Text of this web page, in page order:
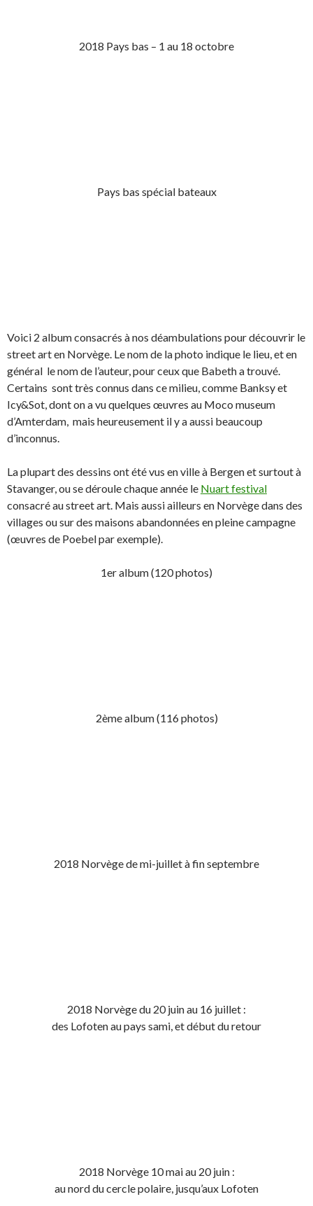
2018 Pays bas – 1 au 18 octobre
Pays bas spécial bateaux
Voici 2 album consacrés à nos déambulations pour découvrir le
street art en Norvège. Le nom de la photo indique le lieu, et en
général le nom de l’auteur, pour ceux que Babeth a trouvé.
Certains sont très connus dans ce milieu, comme Banksy et
Icy&Sot, dont on a vu quelques œuvres au Moco museum
d’Amterdam, mais heureusement il y a aussi beaucoup
d’inconnus.
La plupart des dessins ont été vus en ville à Bergen et surtout à
Stavanger, ou se déroule chaque année le Nuart festival
consacré au street art. Mais aussi ailleurs en Norvège dans des
villages ou sur des maisons abandonnées en pleine campagne
(œuvres de Poebel par exemple).
1er album (120 photos)
2ème album (116 photos)
2018 Norvège de mi-juillet à fin septembre
2018 Norvège du 20 juin au 16 juillet :
des Lofoten au pays sami, et début du retour
2018 Norvège 10 mai au 20 juin :
au nord du cercle polaire, jusqu’aux Lofoten